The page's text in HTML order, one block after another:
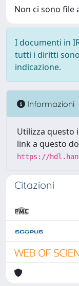
Non ci sono file
I documenti in
tutti i diritti
indicazione.
Informazioni
Utilizza questo
link a questo
https://
Citazioni